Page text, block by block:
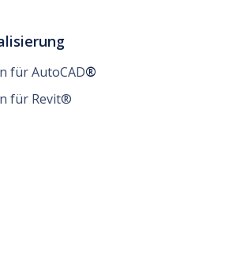
für AutoCAD®
für Revit®